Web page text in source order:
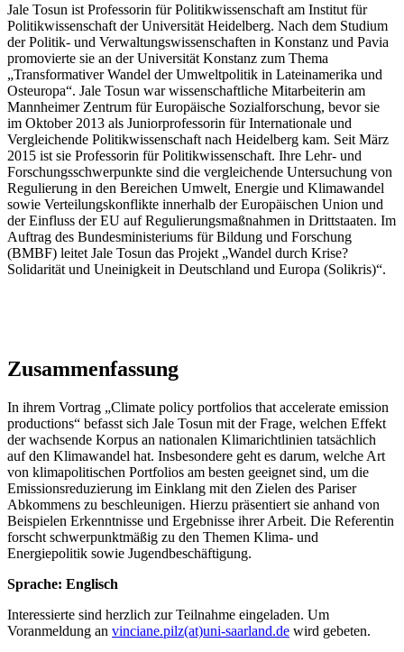
Jale Tosun ist Professorin für Politikwissenschaft am Institut für
Politikwissenschaft der Universität Heidelberg. Nach dem Studium
der Politik- und Verwaltungswissenschaften in Konstanz und Pavia
promovierte sie an der Universität Konstanz zum Thema
„Transformativer Wandel der Umweltpolitik in Lateinamerika und
Osteuropa“. Jale Tosun war wissenschaftliche Mitarbeiterin am
Mannheimer Zentrum für Europäische Sozialforschung, bevor sie
im Oktober 2013 als Juniorprofessorin für Internationale und
Vergleichende Politikwissenschaft nach Heidelberg kam. Seit März
2015 ist sie Professorin für Politikwissenschaft. Ihre Lehr- und
Forschungsschwerpunkte sind die vergleichende Untersuchung von
Regulierung in den Bereichen Umwelt, Energie und Klimawandel
sowie Verteilungskonflikte innerhalb der Europäischen Union und
der Einfluss der EU auf Regulierungsmaßnahmen in Drittstaaten. Im
Auftrag des Bundesministeriums für Bildung und Forschung
(BMBF) leitet Jale Tosun das Projekt „Wandel durch Krise?
Solidarität und Uneinigkeit in Deutschland und Europa (Solikris)“.
Zusammenfassung
In ihrem Vortrag „Climate policy portfolios that accelerate emission
productions“ befasst sich Jale Tosun mit der Frage, welchen Effekt
der wachsende Korpus an nationalen Klimarichtlinien tatsächlich
auf den Klimawandel hat. Insbesondere geht es darum, welche Art
von klimapolitischen Portfolios am besten geeignet sind, um die
Emissionsreduzierung im Einklang mit den Zielen des Pariser
Abkommens zu beschleunigen. Hierzu präsentiert sie anhand von
Beispielen Erkenntnisse und Ergebnisse ihrer Arbeit. Die Referentin
forscht schwerpunktmäßig zu den Themen Klima- und
Energiepolitik sowie Jugendbeschäftigung.
Sprache: Englisch
Interessierte sind herzlich zur Teilnahme eingeladen. Um
Voranmeldung an vinciane.pilz(at)uni-saarland.de wird gebeten.